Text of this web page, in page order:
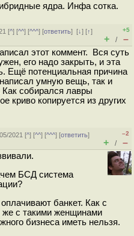
ядра. Инфа сотка.
[^] [^^] [^^^] [ответить][↓] [↑]
+5
+ / –
этот коммент. Вся суть
его надо закрыть, и эта
Ещё потенциальная причина
умную вещь, так и
собирался лавры
криво копируется из других
2021 [^] [^^] [^^^] [ответить]
–2
+ / –
БСД система
банкет. Как с
с такими женщинами
бизнеса иметь нельзя.